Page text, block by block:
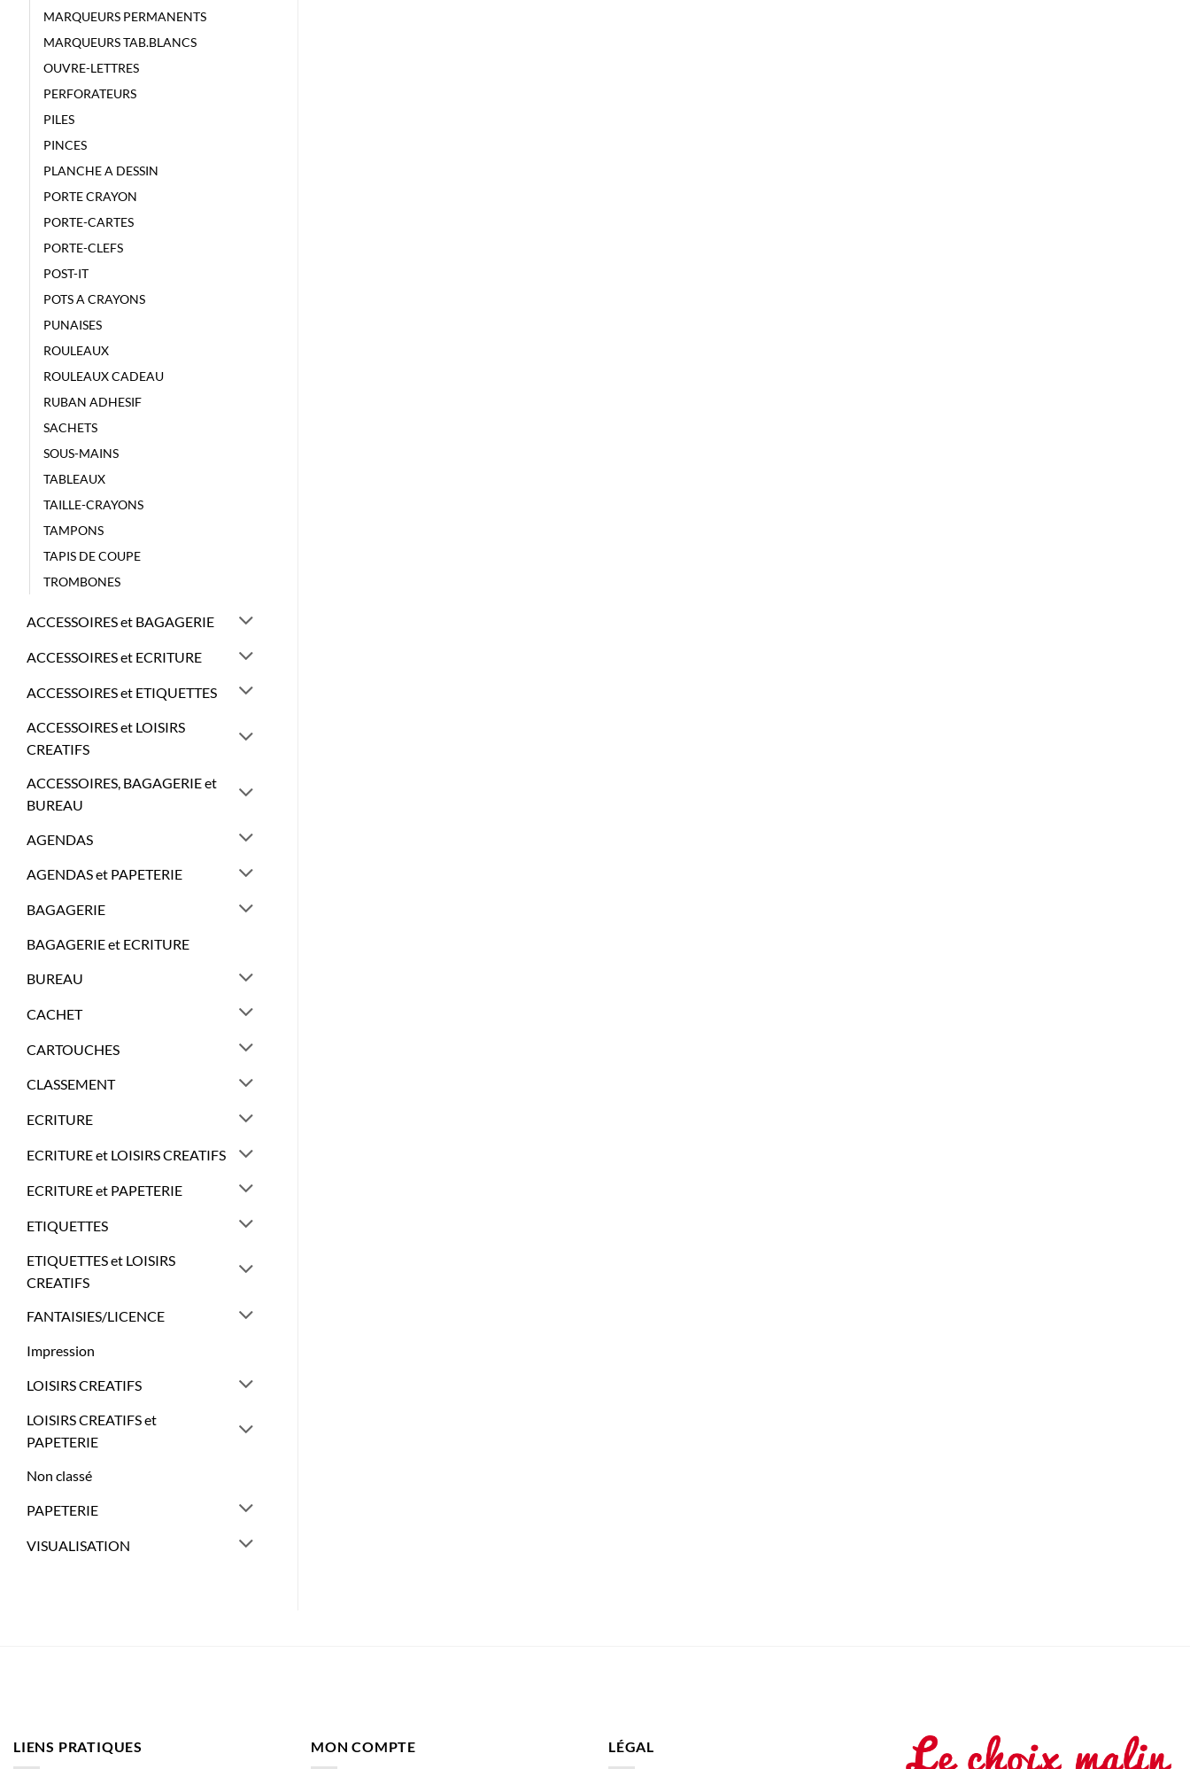
MARQUEURS PERMANENTS
MARQUEURS TAB.BLANCS
OUVRE-LETTRES
PERFORATEURS
PILES
PINCES
PLANCHE A DESSIN
PORTE CRAYON
PORTE-CARTES
PORTE-CLEFS
POST-IT
POTS A CRAYONS
PUNAISES
ROULEAUX
ROULEAUX CADEAU
RUBAN ADHESIF
SACHETS
SOUS-MAINS
TABLEAUX
TAILLE-CRAYONS
TAMPONS
TAPIS DE COUPE
TROMBONES
ACCESSOIRES et BAGAGERIE
ACCESSOIRES et ECRITURE
ACCESSOIRES et ETIQUETTES
ACCESSOIRES et LOISIRS
CREATIFS
ACCESSOIRES, BAGAGERIE et
BUREAU
AGENDAS
AGENDAS et PAPETERIE
BAGAGERIE
BAGAGERIE et ECRITURE
BUREAU
CACHET
CARTOUCHES
CLASSEMENT
ECRITURE
ECRITURE et LOISIRS CREATIFS
ECRITURE et PAPETERIE
ETIQUETTES
ETIQUETTES et LOISIRS
CREATIFS
FANTAISIES/LICENCE
Impression
LOISIRS CREATIFS
LOISIRS CREATIFS et
PAPETERIE
Non classé
PAPETERIE
VISUALISATION
LIENS PRATIQUES MON COMPTE LÉGAL